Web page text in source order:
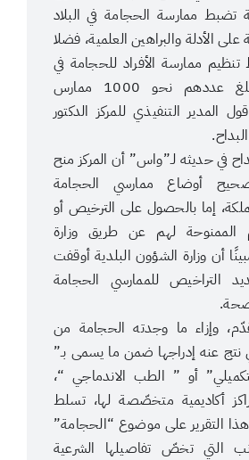
تضبط ممارسة الحجامة في البلاد
على الأدلة والبراهين العلمية، فضلا
ممارسة الأفراد للحجامة في
المملكة الذين بلغ عددهم نحو 1000 ممارس
التنفيذي للمركز الدكتور
في حديثه لـ”واس” أن المركز منح
أوضاع ممارسي الحجامة
إما بالحصول على الترخيص أو
الممنوحة لهم عن طريق وزارة
أن وزارة الشؤون البلدية أوقفت
التراخيص للممارسي الحجامة
وإزاء ما وجدته الحجامة من
نتج عنه إدراجها ضمن ما يسمى بـ”
أو ” الطب الاندماجي “،
أكاديمية متخصّصة لها، تسلط
التقرير على موضوع “الحجامة”
التي تخصّ تفاصيلها الشرعية